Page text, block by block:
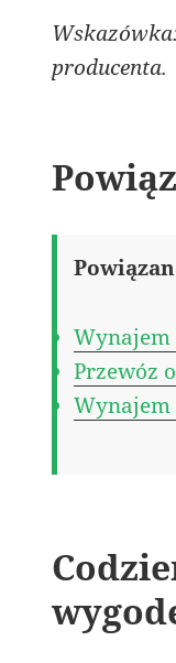
producenta.
Przewóz